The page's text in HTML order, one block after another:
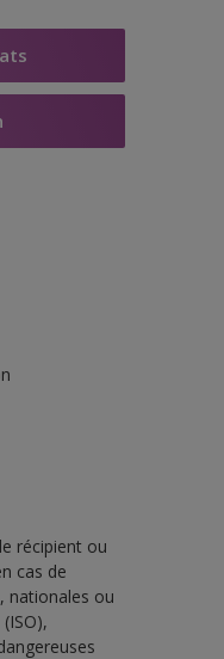
récipient ou
cas de
nationales ou